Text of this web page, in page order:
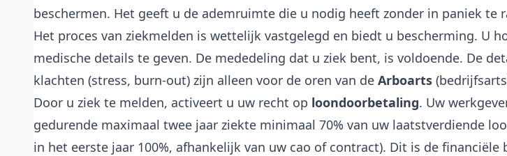
beschermen. Het geeft u de ademruimte die u nodig heeft zonder in paniek te
Het proces van ziekmelden is wettelijk vastgelegd en biedt u bescherming. U
medische details te geven. De mededeling dat u ziek bent, is voldoende. De
klachten (stress, burn-out) zijn alleen voor de oren van de Arboarts
Door u ziek te melden, activeert u uw recht op loondoorbetaling. Uw
gedurende maximaal twee jaar ziekte minimaal 70% van uw laatstverdiende
in het eerste jaar 100%, afhankelijk van uw cao of contract). Dit is de